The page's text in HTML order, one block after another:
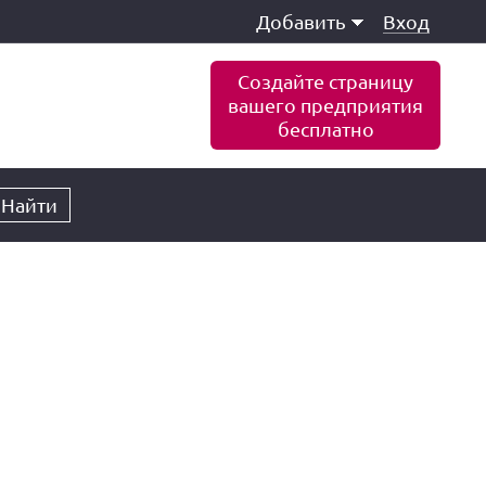
Добавить Вход
Создайте страницу
вашего предприятия
бесплатно
Найти